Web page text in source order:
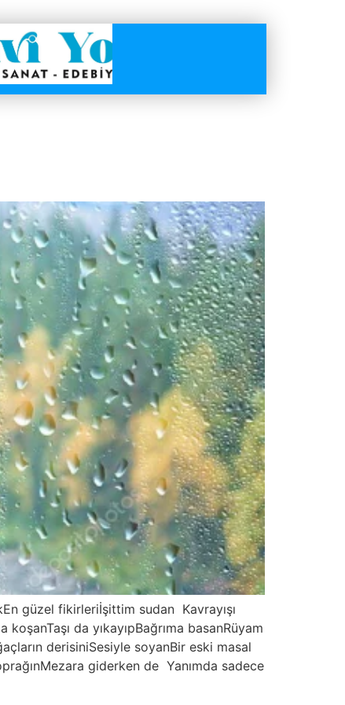
güzel fikirleriİşittim sudan Kavrayışı
da yıkayıpBağrıma basanRüyam
derisiniSesiyle soyanBir eski masal
giderken de Yanımda sadece